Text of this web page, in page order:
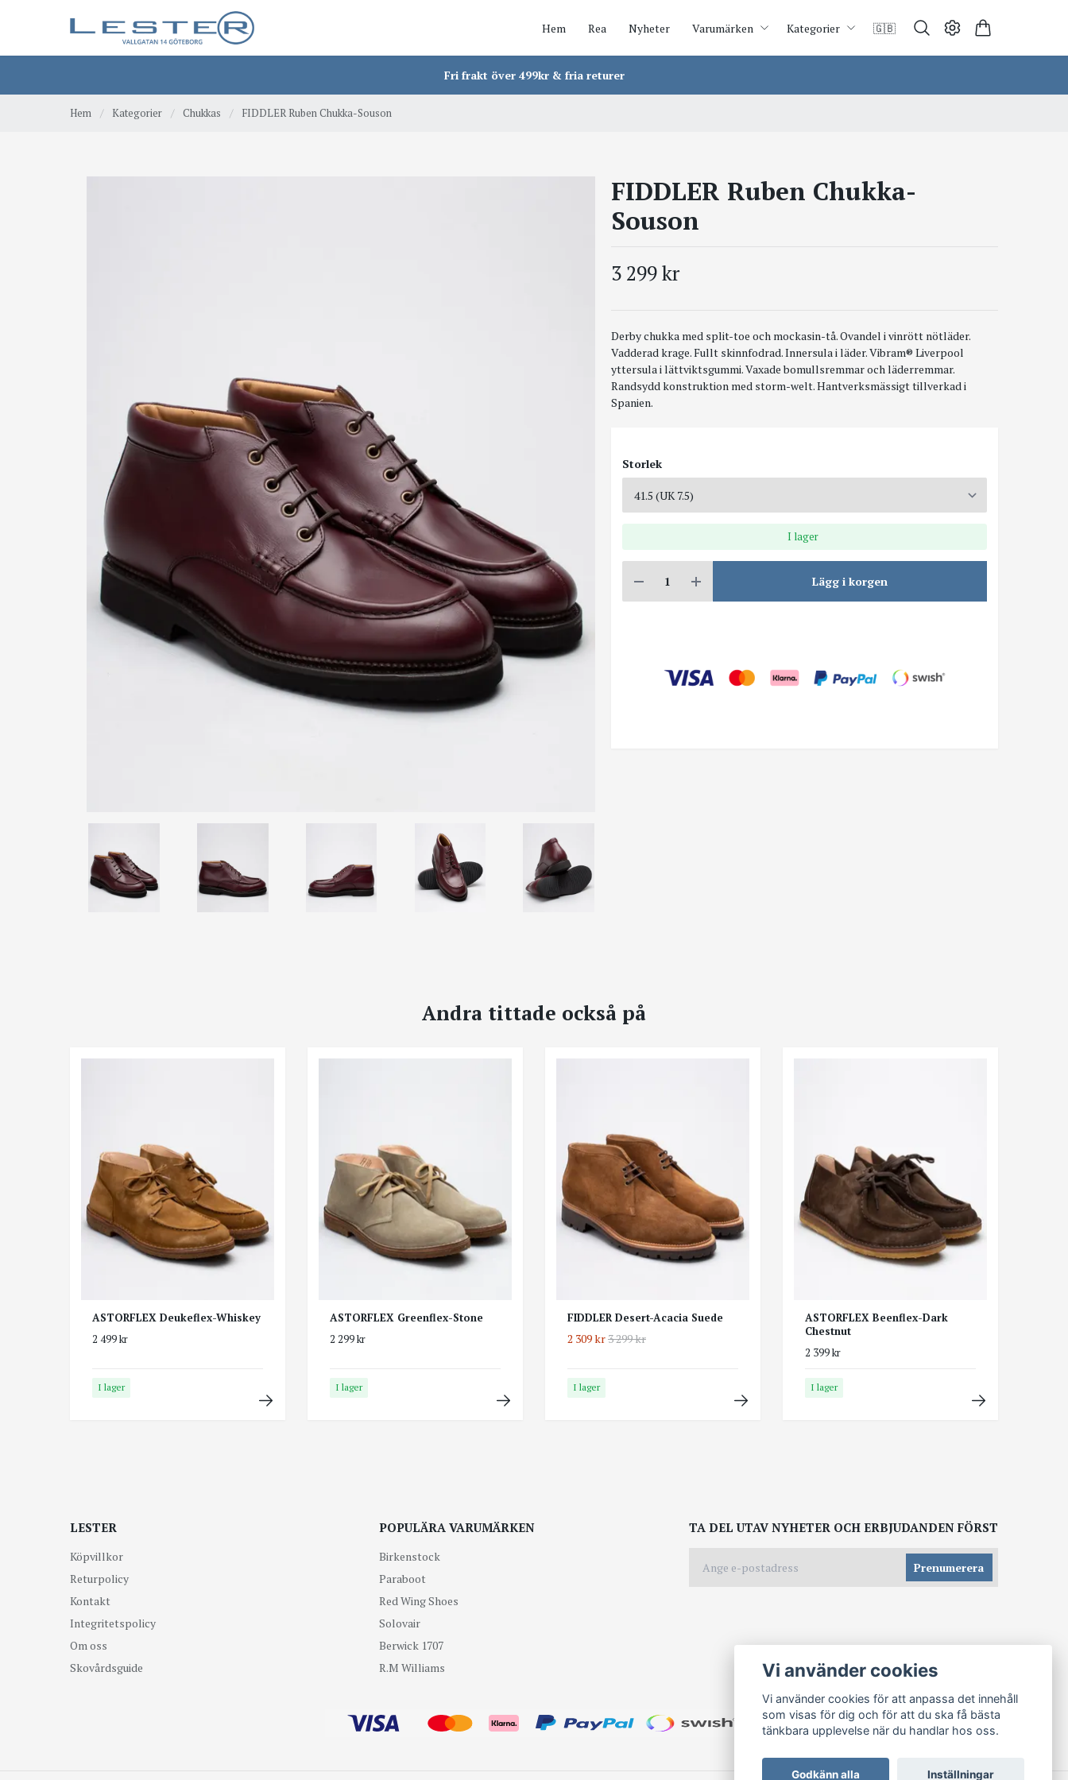
Hem Rea Nyheter Varumärken Kategorier 🇬🇧
Fri frakt över 499kr & fria returer
Hem / Kategorier / Chukkas / FIDDLER Ruben Chukka-Souson
FIDDLER Ruben Chukka-
Souson
3 299 kr
Derby chukka med split-toe och mockasin-tå. Ovandel i vinrött nötläder.
Vadderad krage. Fullt skinnfodrad. Innersula i läder. Vibram® Liverpool
yttersula i lättviktsgummi. Vaxade bomullsremmar och läderremmar.
Randsydd konstruktion med storm-welt. Hantverksmässigt tillverkad i
Spanien.
Storlek
I lager
Lägg i korgen
Andra tittade också på
ASTORFLEX Deukeflex-Whiskey
2 499 kr
I lager
ASTORFLEX Greenflex-Stone
2 299 kr
I lager
FIDDLER Desert-Acacia Suede
2 309 kr3 299 kr
I lager
ASTORFLEX Beenflex-Dark
Chestnut
2 399 kr
I lager
LESTER
Köpvillkor
Returpolicy
Kontakt
Integritetspolicy
Om oss
Skovårdsguide
POPULÄRA VARUMÄRKEN
Birkenstock
Paraboot
Red Wing Shoes
Solovair
Berwick 1707
R.M Williams
TA DEL UTAV NYHETER OCH ERBJUDANDEN FÖRST
Prenumerera
Vi använder cookies
Vi använder cookies för att anpassa det innehåll
som visas för dig och för att du ska få bästa
tänkbara upplevelse när du handlar hos oss.
Godkänn alla Inställningar